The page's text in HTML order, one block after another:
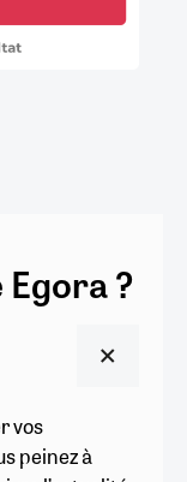
?
vos
peinez à